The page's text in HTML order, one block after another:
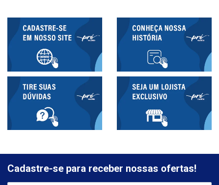
Cadastre-se para receber nossas ofertas!